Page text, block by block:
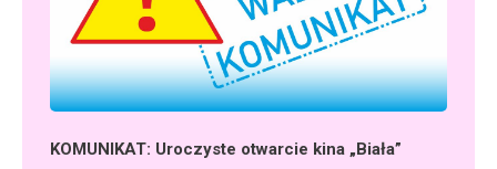
KOMUNIKAT: Uroczyste otwarcie kina „Biała”